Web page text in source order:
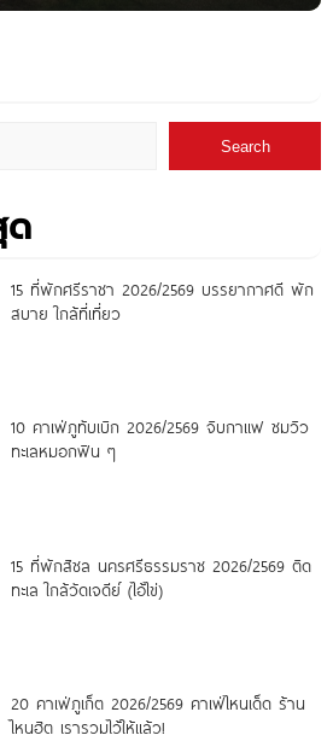
Search
ด
15 ที่พักศรีราชา 2026/2569 บรรยากาศดี พัก
สบาย ใกล้ที่เที่ยว
10 คาเฟ่ภูทับเบิก 2026/2569 จิบกาแฟ ชมวิว
ทะเลหมอกฟิน ๆ
15 ที่พักสิชล นครศรีธรรมราช 2026/2569 ติด
ทะเล ใกล้วัดเจดีย์ (ไอ้ไข่)
20 คาเฟ่ภูเก็ต 2026/2569 คาเฟ่ไหนเด็ด ร้าน
ไหนฮิต เรารวมไว้ให้แล้ว!